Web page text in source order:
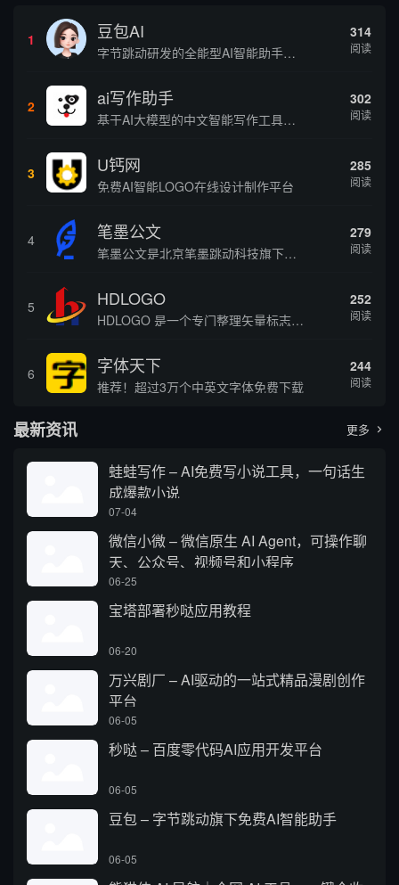
1 豆包AI
字节跳动研发的全能型AI智能助手，提供智能对话、知识问答、内容创作、学习办公等一站式AI服务
314
阅读
2 ai写作助手
基于AI大模型的中文智能写作工具，面向学生、自媒体、职场人士提供一站式文本创作服务 核心定位 AI写作助手是依托人工智能技术打造的创作辅助平台，专注中文文本生成与优化，帮助用户快速完成各类文案、文章、论文等内容创作，提升写作效率 核心功能 ...
302
阅读
3 U钙网
免费AI智能LOGO在线设计制作平台
285
阅读
4 笔墨公文
笔墨公文是北京笔墨跳动科技旗下垂直公文赛道 AIGC 创作平台，深耕体制公文专业场景，依托海量标准公文语料训练专属大模型。平台整合 AI 公文生成、全维度智能校对、范文库、实时更新素材库、标准化公文模板五大核心板块，兼顾公文快速撰写、文稿合...
279
阅读
5 HDLOGO
HDLOGO 是一个专门整理矢量标志和图标的网站，提供各类品牌和公司的矢量标志下载服务，主要面向设计师、营销人员和企业用户，帮他们获取高质量的品牌标识资源。
252
阅读
6 字体天下
推荐！超过3万个中英文字体免费下载
244
阅读
最新资讯 更多 
蛙蛙写作 – AI免费写小说工具，一句话生
成爆款小说
07-04
微信小微 – 微信原生 AI Agent，可操作聊
天、公众号、视频号和小程序
06-25
宝塔部署秒哒应用教程
06-20
万兴剧厂 – AI驱动的一站式精品漫剧创作
平台
06-05
秒哒 – 百度零代码AI应用开发平台
06-05
豆包 – 字节跳动旗下免费AI智能助手
06-05